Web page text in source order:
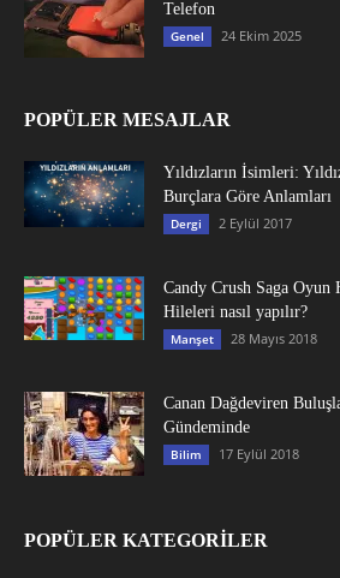
Telefon
Genel 24 Ekim 2025
POPÜLER MESAJLAR
Yıldızların İsimleri:
Burçlara Göre Anlamları
Dergi 2 Eylül 2017
Candy Crush Saga Oyun
Hileleri nasıl yapılır?
Manşet 28 Mayıs 2018
Canan Dağdeviren
Gündeminde
Bilim 17 Eylül 2018
POPÜLER KATEGORİLER